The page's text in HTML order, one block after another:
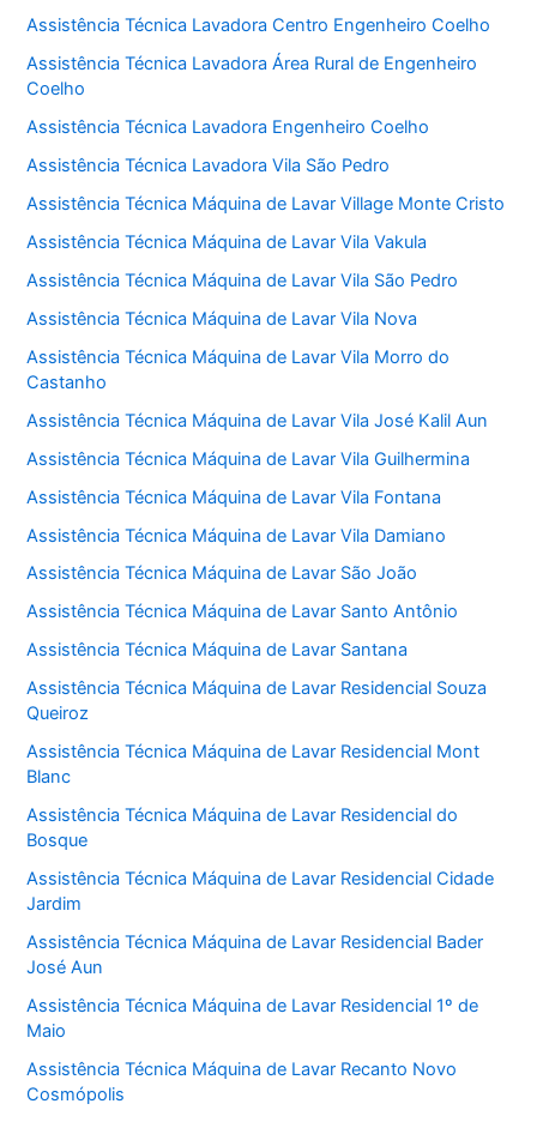
Assistência Técnica Lavadora Centro Engenheiro Coelho
Assistência Técnica Lavadora Área Rural de Engenheiro
Coelho
Assistência Técnica Lavadora Engenheiro Coelho
Assistência Técnica Lavadora Vila São Pedro
Assistência Técnica Máquina de Lavar Village Monte Cristo
Assistência Técnica Máquina de Lavar Vila Vakula
Assistência Técnica Máquina de Lavar Vila São Pedro
Assistência Técnica Máquina de Lavar Vila Nova
Assistência Técnica Máquina de Lavar Vila Morro do
Castanho
Assistência Técnica Máquina de Lavar Vila José Kalil Aun
Assistência Técnica Máquina de Lavar Vila Guilhermina
Assistência Técnica Máquina de Lavar Vila Fontana
Assistência Técnica Máquina de Lavar Vila Damiano
Assistência Técnica Máquina de Lavar São João
Assistência Técnica Máquina de Lavar Santo Antônio
Assistência Técnica Máquina de Lavar Santana
Assistência Técnica Máquina de Lavar Residencial Souza
Queiroz
Assistência Técnica Máquina de Lavar Residencial Mont
Blanc
Assistência Técnica Máquina de Lavar Residencial do
Bosque
Assistência Técnica Máquina de Lavar Residencial Cidade
Jardim
Assistência Técnica Máquina de Lavar Residencial Bader
José Aun
Assistência Técnica Máquina de Lavar Residencial 1º de
Maio
Assistência Técnica Máquina de Lavar Recanto Novo
Cosmópolis